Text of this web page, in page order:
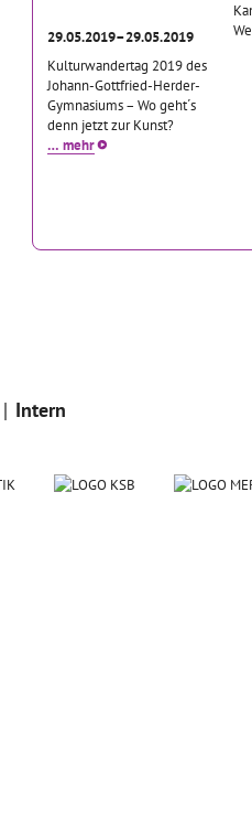
29.05.2019–29.05.2019
Kulturwandertag 2019 des
Johann-Gottfried-Herder-
Gymnasiums – Wo geht´s
denn jetzt zur Kunst?
… mehr
Intern